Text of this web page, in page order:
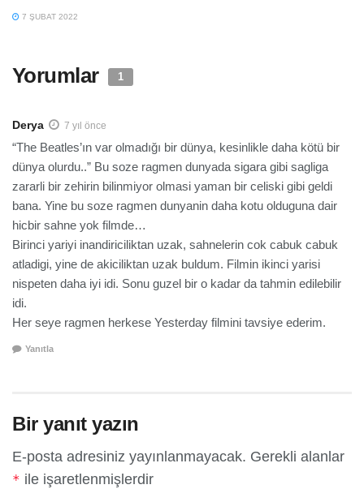
7 ŞUBAT 2022
Yorumlar 1
Derya 7 yıl önce
“The Beatles’ın var olmadığı bir dünya, kesinlikle daha kötü bir
dünya olurdu..” Bu soze ragmen dunyada sigara gibi sagliga
zararli bir zehirin bilinmiyor olmasi yaman bir celiski gibi geldi
bana. Yine bu soze ragmen dunyanin daha kotu olduguna dair
hicbir sahne yok filmde…
Birinci yariyi inandiriciliktan uzak, sahnelerin cok cabuk cabuk
atladigi, yine de akiciliktan uzak buldum. Filmin ikinci yarisi
nispeten daha iyi idi. Sonu guzel bir o kadar da tahmin edilebilir
idi.
Her seye ragmen herkese Yesterday filmini tavsiye ederim.
Yanıtla
Bir yanıt yazın
E-posta adresiniz yayınlanmayacak. Gerekli alanlar
* ile işaretlenmişlerdir